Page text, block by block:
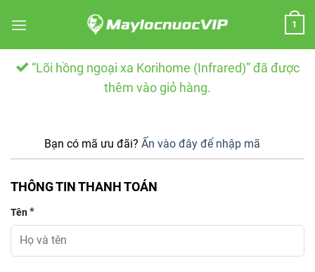
1
“Lõi hồng ngoại xa Korihome (Infrared)” đã được
thêm vào giỏ hàng.
Bạn có mã ưu đãi? Ấn vào đây để nhập mã
THÔNG TIN THANH TOÁN
Tên*